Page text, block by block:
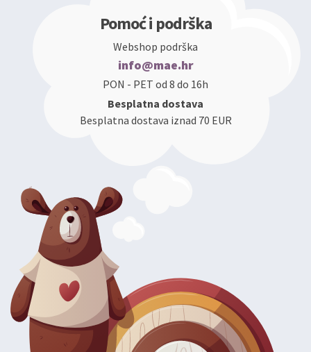
Pomoć i podrška
Webshop podrška
info@mae.hr
PON - PET od 8 do 16h
Besplatna dostava
Besplatna dostava iznad 70 EUR